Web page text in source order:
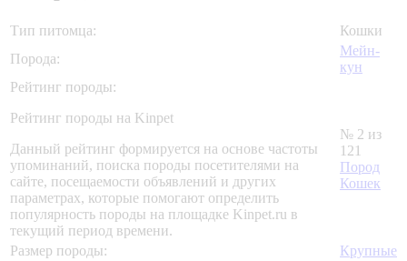
Тип питомца:
Кошки
Порода:
Мейн-
кун
Рейтинг породы:
Рейтинг породы на Kinpet
Данный рейтинг формируется на основе частоты
упоминаний, поиска породы посетителями на
сайте, посещаемости объявлений и других
параметрах, которые помогают определить
популярность породы на площадке Kinpet.ru в
текущий период времени.
№ 2 из
121
Пород
Кошек
Размер породы:
Крупные